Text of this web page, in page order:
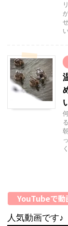
YouTubeで動
人気動画です♪